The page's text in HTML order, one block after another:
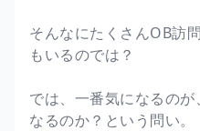
そんなにたくさんOB訪
もいるのでは？
では、一番気になるの
なるのか？という問い。